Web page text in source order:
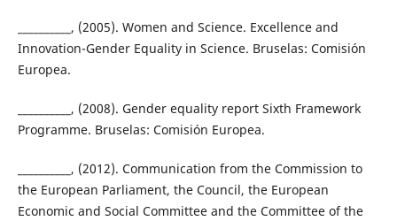
__________, (2005). Women and Science. Excellence and
Innovation-Gender Equality in Science. Bruselas: Comisión
Europea.
__________, (2008). Gender equality report Sixth Framework
Programme. Bruselas: Comisión Europea.
__________, (2012). Communication from the Commission to
the European Parliament, the Council, the European
Economic and Social Committee and the Committee of the